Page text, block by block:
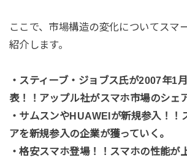
ここで、市場構造の変化についてスマ
紹介します。
・スティーブ・ジョブス氏が2007年1
表！！アップル社がスマホ市場のシェ
・サムスンやHUAWEIが新規参入！！
アを新規参入の企業が獲っていく。
・格安スマホ登場！！スマホの性能が